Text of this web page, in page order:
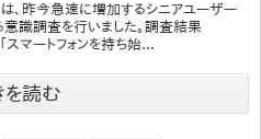
は、昨今急速に増加するシニアユーザー
意識調査を行いました。調査結果
スマートフォンを持ち始...
を読む